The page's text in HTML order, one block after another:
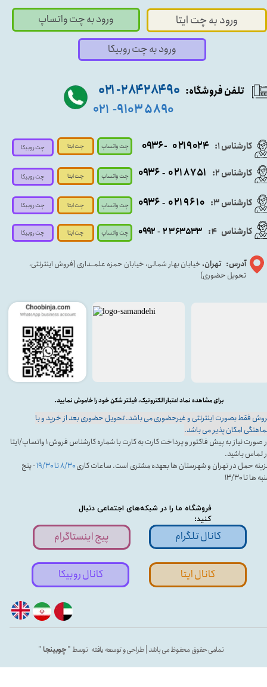
فروشگاه ما را در شبکه‌های اجتماعی دنبال
کنید:
تمامی حقوق محفوظ می باشد | طراحی و توسعه یافته توسط "چوبینجا"
کارشناس ۱: ۰۲۱۹۰۲۴ - ۰۹۳۶
آدرس: تهران، خیابان بهار شمالی، خیابان حمزه علمــداری (فروش اینترنتی،
تحویل حضوری)
ورود به چت ایتا ورود به چت واتساپ
تلفن فروشگاه: ۹۰ ۲۸۴ ۲۸۴- ۰۲۱
۵۸۹۰ ۹۱۰۳ -۰۲۱
کارشناس ۳: ۰۲۱۹۶۱۰ -۰۹۳۶
فقط بصورت اینترنتی و غیرحضوری می باشد. تحویل حضوری بعد از خرید و با
امکان پذیر می باشد.
در صورت نیاز به پیش فاکتور و پرداخت کارت به کارت با شماره کارشناس فروش ۱ واتساپ/ایتا
تماس باشید.
حمل در تهران و شهرستان ها بعهده مشتری است. ساعات کاری۸/۳۰ تا ۱۹/۳۰
- پنج
ها تا ۱۳/۳۰
برای مشاهده نماد اعتبار الکترونیک، فیلتر شکن خود را خاموش نمایید.
پیج اینستاگرام کانال تلگرام
کارشناس ۲: ۰۲۱۸۷۵۱ - ۰۹۳۶
کانال ایتا کانال روبیکا
ورود به چت روبیکا
کارشناس 4
: ۲۳۶۳۵۳۳ - ۰۹۹۲
چت واتساپ
چت واتساپ
چت واتساپ
چت واتساپ
چت ایتا
چت ایتا
چت ایتا
چت ایتا
چت روبیکا
چت روبیکا
چت روبیکا
چت روبیکا